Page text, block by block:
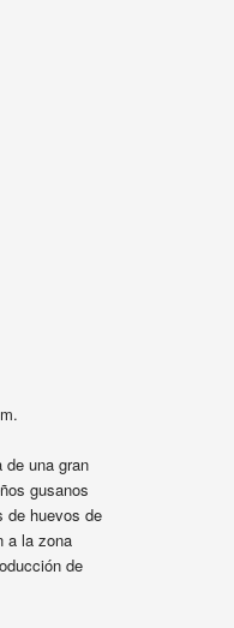
una gran
gusanos
de huevos de
a la zona
de